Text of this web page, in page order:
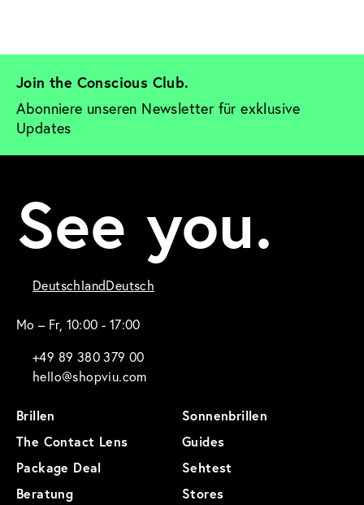
Join the Conscious Club.
Abonniere unseren Newsletter für exklusive
Updates
See you.
DeutschlandDeutsch
Mo – Fr, 10:00 - 17:00
+49 89 380 379 00
hello@shopviu.com
Brillen
Sonnenbrillen
The Contact Lens
Guides
Package Deal
Sehtest
Beratung
Stores